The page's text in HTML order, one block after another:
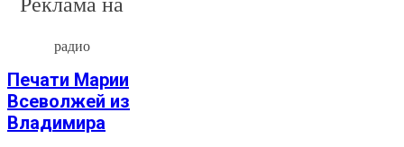
радио
Печати Марии
Всеволжей из
Владимира